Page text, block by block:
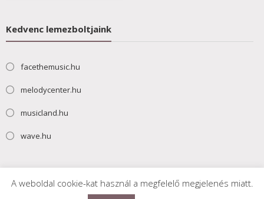
Kedvenc lemezboltjaink
facethemusic.hu
melodycenter.hu
musicland.hu
wave.hu
A weboldal cookie-kat használ a megfelelő megjelenés miatt.